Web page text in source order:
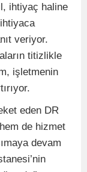
ihtiyaç haline
veriyor.
titizlikle
işletmenin
eden DR
de hizmet
devam